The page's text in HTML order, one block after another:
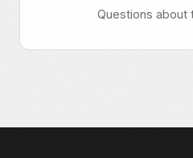
Questions about